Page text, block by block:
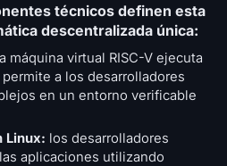
técnicos definen esta
descentralizada única:
máquina virtual RISC-V ejecuta
a los desarrolladores
en un entorno verificable
Linux: los desarrolladores
aplicaciones utilizando